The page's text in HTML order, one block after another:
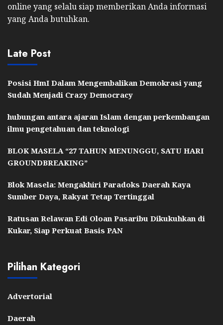
online yang selalu siap memberikan Anda informasi
yang Anda butuhkan.
Late Post
Posisi HmI Dalam Mengembalikan Demokrasi yang
Sudah Menjadi Crazy Democracy
hubungan antara ajaran Islam dengan perkembangan
ilmu pengetahuan dan teknologi
BLOK MASELA “27 TAHUN MENUNGGU, SATU HARI
GROUNDBREAKING”
Blok Masela: Mengakhiri Paradoks Daerah Kaya
Sumber Daya, Rakyat Tetap Tertinggal
Ratusan Relawan Edi Oloan Pasaribu Dikukuhkan di
Kukar, Siap Perkuat Basis PAN
Pilihan Kategori
Advertorial
Daerah